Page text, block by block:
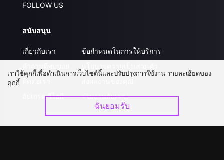
FOLLOW US
สนับสนุน
เกี่ยวกับเรา
อัปเกรด วีไอพี
ข้อกำหนดในการให้บริการ
ร่วมงานกับเรา
เราใช้คุกกี้เพื่อดำเนินการเว็บไซต์นี้และปรับปรุงการใช้งาน รายละเอียดของ
คุกกี้
ฉันยอมรับ